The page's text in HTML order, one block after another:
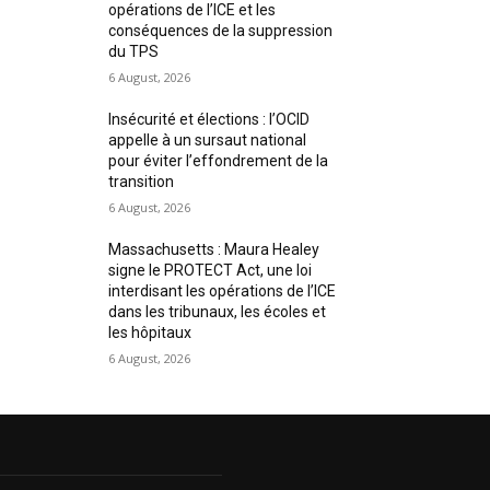
opérations de l’ICE et les
conséquences de la suppression
du TPS
6 August, 2026
Insécurité et élections : l’OCID
appelle à un sursaut national
pour éviter l’effondrement de la
transition
6 August, 2026
Massachusetts : Maura Healey
signe le PROTECT Act, une loi
interdisant les opérations de l’ICE
dans les tribunaux, les écoles et
les hôpitaux
6 August, 2026